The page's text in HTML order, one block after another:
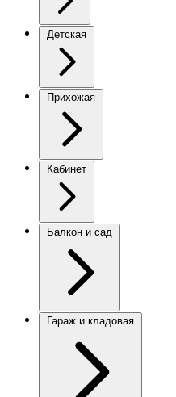
Детская
Прихожая
Кабинет
Балкон и сад
Гараж и кладовая